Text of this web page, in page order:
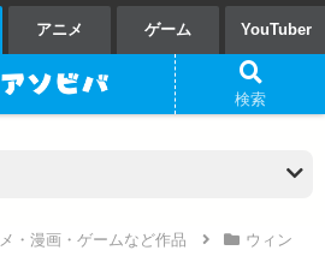
アニメ ゲーム YouTuber
・漫画・ゲームなど作品
ウィン
検索